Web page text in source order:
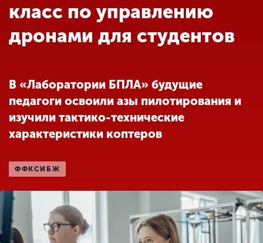
Обучение
Международная
деятельность
деятельности
Студенческая жизнь
класс по управлению
дронами для студентов
В «Лаборатории БПЛА» будущие
педагоги освоили азы пилотирования и
изучили тактико-технические
характеристики коптеров
ФФКСИБЖ